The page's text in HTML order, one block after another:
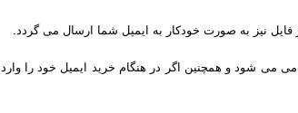
نیز به صورت خودکار به ایمیل شما ارسال می گردد.
می شود و همچنین اگر در هنگام خرید ایمیل خود را